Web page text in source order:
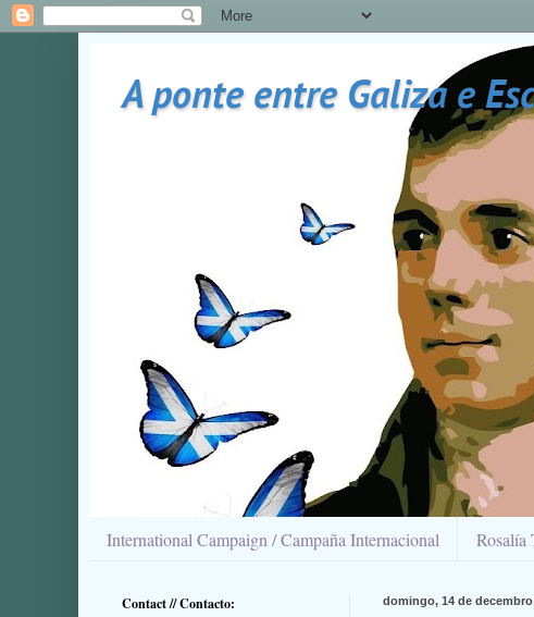
A ponte entre Galiza e
International Campaign / Campaña Internacional Rosalía
domingo, 14 de decembro
Contact // Contacto: